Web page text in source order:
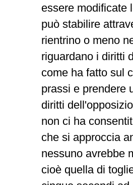
essere modificate
può stabilire
rientrino o meno
riguardano i diritti
come ha fatto sul
prassi e prendere
diritti
non ci ha
che si approccia
nessuno avrebbe
cioè quella di